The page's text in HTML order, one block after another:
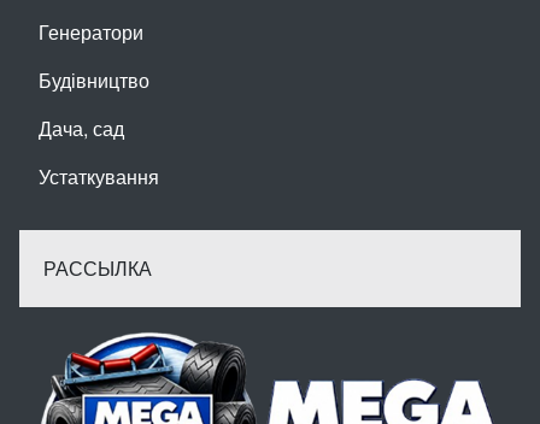
Генератори
Будівництво
Дача, сад
Устаткування
РАССЫЛКА